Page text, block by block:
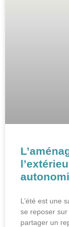
L’été est une
se reposer
partager un